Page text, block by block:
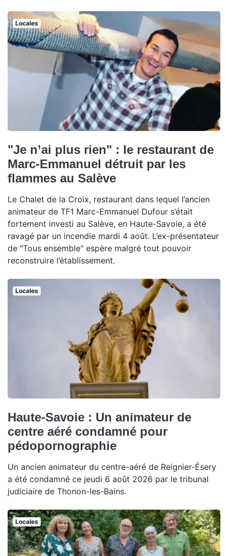
Locales
"Je n’ai plus rien" : le restaurant de
Marc-Emmanuel détruit par les
flammes au Salève
Le Chalet de la Croix, restaurant dans lequel l’ancien
animateur de TF1 Marc-Emmanuel Dufour s’était
fortement investi au Salève, en Haute-Savoie, a été
ravagé par un incendie mardi 4 août. L’ex-présentateur
de "Tous ensemble" espère malgré tout pouvoir
reconstruire l’établissement.
Locales
Haute-Savoie : Un animateur de
centre aéré condamné pour
pédopornographie
Un ancien animateur du centre-aéré de Reignier-Ésery
a été condamné ce jeudi 6 août 2026 par le tribunal
judiciaire de Thonon-les-Bains.
Locales